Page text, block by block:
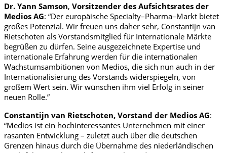
Dr. Yann Samson, Vorsitzender des Aufsichtsrates der
Medios AG: “Der europäische Specialty–Pharma–Markt bietet
großes Potenzial. Wir freuen uns daher sehr, Constantijn van
Rietschoten als Vorstandsmitglied für Internationale Märkte
begrüßen zu dürfen. Seine ausgezeichnete Expertise und
internationale Erfahrung werden für die internationalen
Wachstumsambitionen von Medios, die sich nun auch in der
Internationalisierung des Vorstands widerspiegeln, von
großem Wert sein. Wir wünschen ihm viel Erfolg in seiner
neuen Rolle.”
Constantijn van Rietschoten, Vorstand der Medios AG:
“Medios ist ein hochinteressantes Unternehmen mit einer
rasanten Entwicklung – zuletzt auch über die deutschen
Grenzen hinaus durch die Übernahme des niederländischen